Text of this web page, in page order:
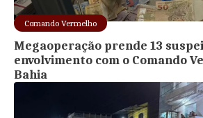
Comando Vermelho
Megaoperação prende 13
envolvimento com o Comando
Bahia